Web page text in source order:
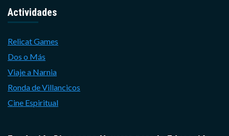
Actividades
Relicat Games
Dos o Más
Viaje a Narnia
Ronda de Villancicos
Cine Espiritual